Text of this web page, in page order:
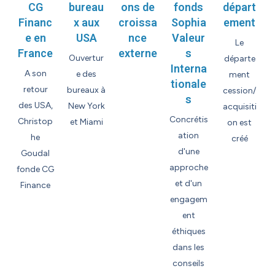
CG
Financ
e en
France
A son
retour
des USA,
Christop
he
Goudal
fonde CG
Finance
bureau
x aux
USA
Ouvertur
e des
bureaux à
New York
et Miami
ons de
croissa
nce
externe
fonds
Sophia
Valeur
s
Interna
tionale
s
Concrétis
ation
d'une
approche
et d'un
engagem
ent
éthiques
dans les
conseils
départ
ement
Le
départe
ment
cession/
acquisiti
on est
créé